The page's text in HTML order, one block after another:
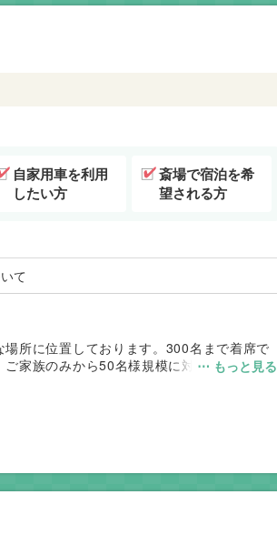
自家用車を利用
したい方
斎場で宿泊を希
望される方
て
所に位置しております。300名まで着席で
家族のみから50名様規模に対応した2階式
⋯ もっと見る